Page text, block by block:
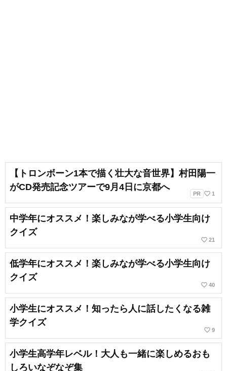
【トロンボーン1本で描く壮大な音世界】村田陽一
がCD発売記念ツアーで9月4日に京都へ
PR favorite_border 1
中学年にオススメ！楽しみなが学べる小学生向け
クイズ
favorite_border 21
低学年にオススメ！楽しみなが学べる小学生向け
クイズ
favorite_border 40
小学生にオススメ！知ったら人に話したくなる雑
学クイズ
favorite_border 9
小学生高学年レベル！大人も一緒に楽しめるおも
しろいなぞなぞ集